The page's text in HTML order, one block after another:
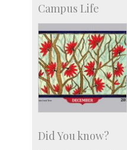
Campus Life
Did You know?